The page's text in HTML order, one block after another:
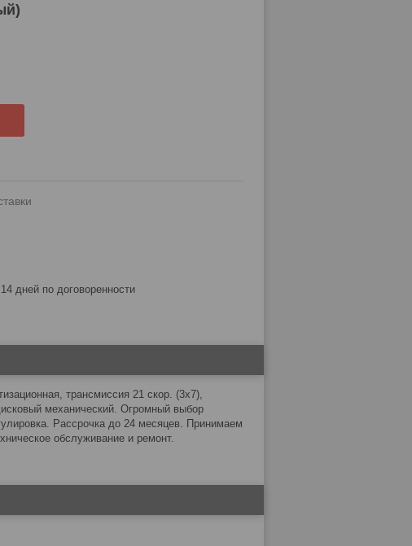
14 дней по договоренности
трансмиссия 21 скор. (3х7),
механический. Огромный выбор
Рассрочка до 24 месяцев. Принимаем
обслуживание и ремонт.